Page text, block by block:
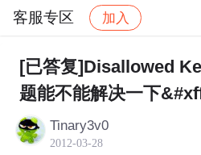
客服专区 加入
社区 客服专区 帖子详情
[已答复]Disallowed
题能不能解决一下
Tinary3v0
2012-03-28